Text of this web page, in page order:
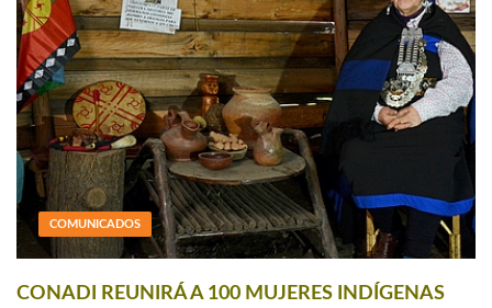
COMUNICADOS
CONADI REUNIRÁ A 100 MUJERES INDÍGENAS